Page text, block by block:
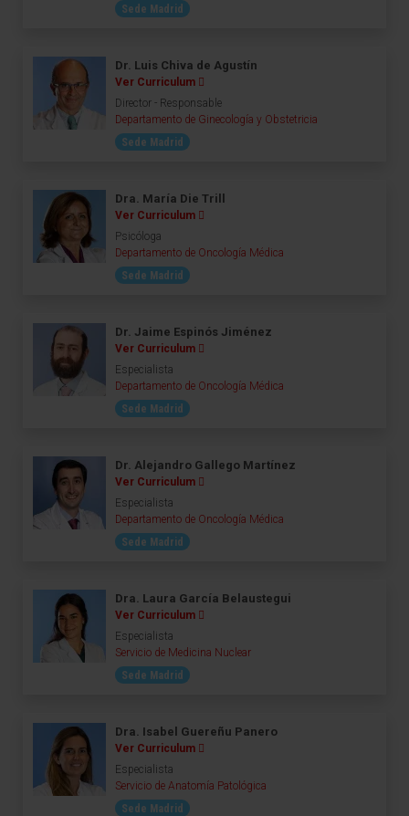
Sede Madrid
Dr. Luis Chiva de Agustín
Ver Curriculum
Director - Responsable
Departamento de Ginecología y Obstetricia
Sede Madrid
Dra. María Die Trill
Ver Curriculum
Psicóloga
Departamento de Oncología Médica
Sede Madrid
Dr. Jaime Espinós Jiménez
Ver Curriculum
Especialista
Departamento de Oncología Médica
Sede Madrid
Dr. Alejandro Gallego Martínez
Ver Curriculum
Especialista
Departamento de Oncología Médica
Sede Madrid
Dra. Laura García Belaustegui
Ver Curriculum
Especialista
Servicio de Medicina Nuclear
Sede Madrid
Dra. Isabel Guereñu Panero
Ver Curriculum
Especialista
Servicio de Anatomía Patológica
Sede Madrid